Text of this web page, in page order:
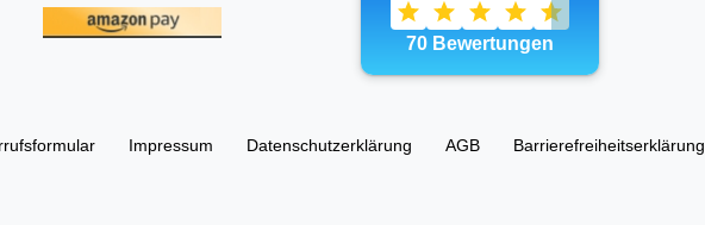
Impressum Daten­schutz­erklärung AGB Barrierefreiheitserklärung